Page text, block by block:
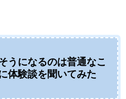
うになるのは普通なこ
体験談を聞いてみた